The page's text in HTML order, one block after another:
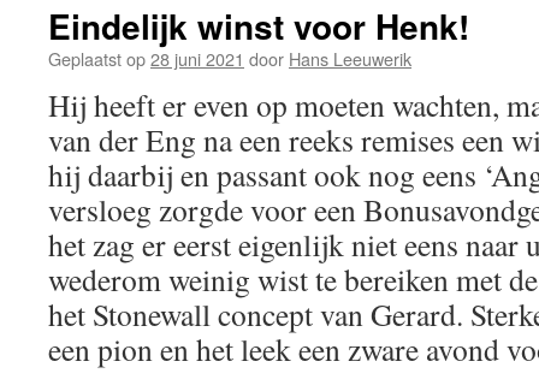
Eindelijk winst voor Henk!
Geplaatst op28 juni 2021 door Hans Leeuwerik
Hij heeft er even op moeten wachten,
van der Eng na een reeks remises een
hij daarbij en passant ook nog eens
versloeg zorgde voor een
het zag er eerst eigenlijk niet eens naar
wederom weinig wist te bereiken met
het Stonewall concept van Gerard.
een pion en het leek een zware avond